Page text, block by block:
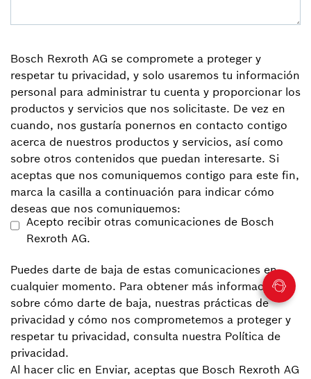
Bosch Rexroth AG se compromete a proteger y
respetar tu privacidad, y solo usaremos tu información
personal para administrar tu cuenta y proporcionar los
productos y servicios que nos solicitaste. De vez en
cuando, nos gustaría ponernos en contacto contigo
acerca de nuestros productos y servicios, así como
sobre otros contenidos que puedan interesarte. Si
aceptas que nos comuniquemos contigo para este fin,
marca la casilla a continuación para indicar cómo
deseas que nos comuniquemos:
Acepto recibir otras comunicaciones de Bosch
Rexroth AG.
Puedes darte de baja de estas comunicaciones en
cualquier momento. Para obtener más información
sobre cómo darte de baja, nuestras prácticas de
privacidad y cómo nos comprometemos a proteger y
respetar tu privacidad, consulta nuestra Política de
privacidad.
Al hacer clic en Enviar, aceptas que Bosch Rexroth AG